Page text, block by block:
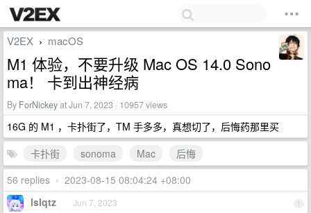
V2EX › macOS
M1 体验，不要升级 Mac OS 14.0 Sono
ma！ 卡到出神经病
By ForNickeyat Jun 7, 2023 · 10957 views
16G 的 M1 ，卡扑街了，TM 手多多，真想切了，后悔药那里买
卡扑街
sonoma Mac
后悔
56 replies • 2023-08-15 08:04:24 +08:00
1
lslqtz Jun 7, 2023